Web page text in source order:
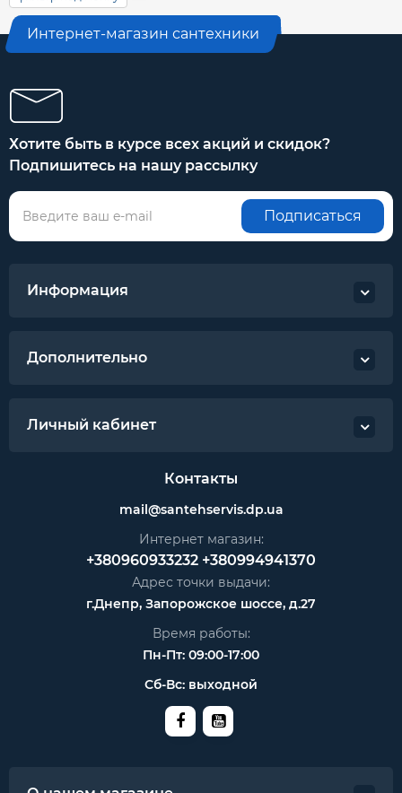
Интернет-магазин сантехники
Хотите быть в курсе всех акций и скидок?
Подпишитесь на нашу рассылку
Подписаться
Информация
Дополнительно
Личный кабинет
Контакты
mail@santehservis.dp.ua
Интернет магазин:
+380960933232 +380994941370
Адрес точки выдачи:
г.Днепр, Запорожское шоссе, д.27
Время работы:
Пн-Пт: 09:00-17:00
Сб-Вс: выходной